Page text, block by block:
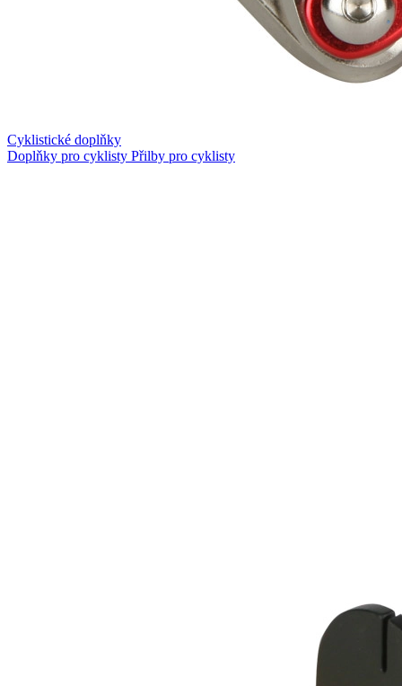
Cyklistické doplňky
Doplňky pro cyklisty Přilby pro cyklisty